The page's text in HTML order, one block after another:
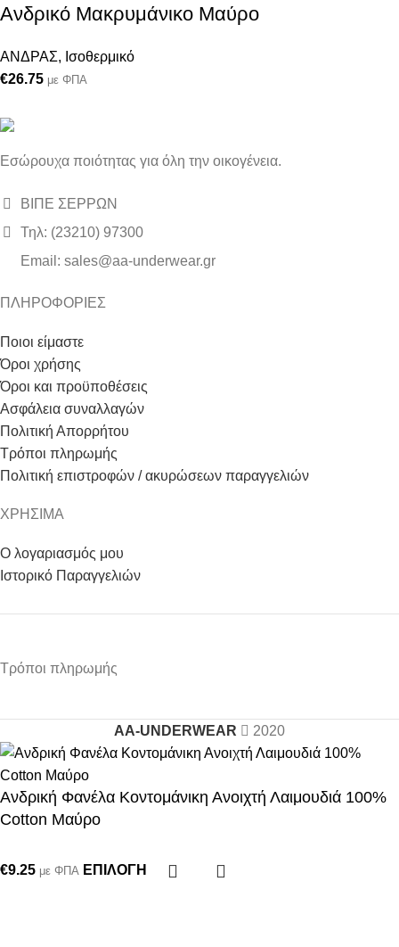
Ανδρικό Μακρυμάνικο Μαύρο
ΑΝΔΡΑΣ, Ισοθερμικό
€26.75 με ΦΠΑ
Εσώρουχα ποιότητας για όλη την οικογένεια.
ΒΙΠΕ ΣΕΡΡΩΝ
Τηλ: (23210) 97300
Email: sales@aa-underwear.gr
ΠΛΗΡΟΦΟΡΙΕΣ
Ποιοι είμαστε
Όροι χρήσης
Όροι και προϋποθέσεις
Ασφάλεια συναλλαγών
Πολιτική Απορρήτου
Τρόποι πληρωμής
Πολιτική επιστροφών / ακυρώσεων παραγγελιών
ΧΡΗΣΙΜΑ
Ο λογαριασμός μου
Ιστορικό Παραγγελιών
Τρόποι πληρωμής
AA-UNDERWEAR 2020
Ανδρική Φανέλα Κοντομάνικη Ανοιχτή Λαιμουδιά 100%
Cotton Μαύρο
€9.25 με ΦΠΑ ΕΠΙΛΟΓΉ